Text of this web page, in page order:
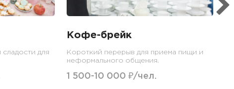
для
Кофе-брейк
Короткий перерыв для приема пищи и
неформального общения.
1 500-10 000 ₽/чел.